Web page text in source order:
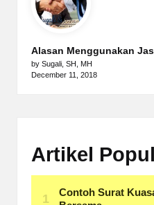
Alasan Menggunakan
by Sugali, SH, MH
December 11, 2018
Artikel